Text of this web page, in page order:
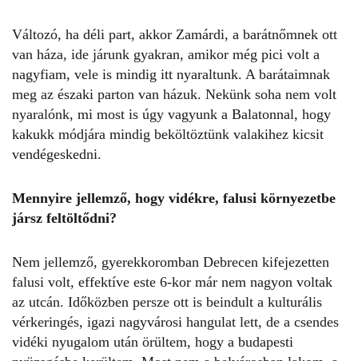
Változó, ha déli part, akkor Zamárdi, a barátnőmnek ott
van háza, ide járunk gyakran, amikor még pici volt a
nagyfiam, vele is mindig itt nyaraltunk. A barátaimnak
meg az északi parton van házuk. Nekünk soha nem volt
nyaralónk, mi most is úgy vagyunk a Balatonnal, hogy
kakukk módjára mindig beköltöztünk valakihez kicsit
vendégeskedni.
Mennyire jellemző, hogy vidékre, falusi környezetbe
jársz feltöltődni?
Nem jellemző, gyerekkoromban Debrecen kifejezetten
falusi volt, effektíve este 6-kor már nem nagyon voltak
az utcán. Időközben persze ott is beindult a kulturális
vérkeringés, igazi nagyvárosi hangulat lett, de a csendes
vidéki nyugalom után örültem, hogy a budapesti